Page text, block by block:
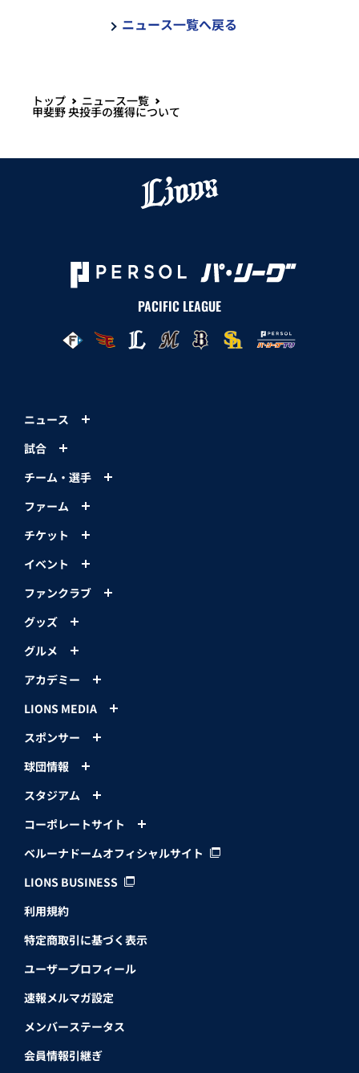
ニュース一覧へ戻る
トップ ニュース一覧
甲斐野 央投手の獲得について
PACIFIC LEAGUE
ニュース
試合
チーム・選手
ファーム
チケット
イベント
ファンクラブ
グッズ
グルメ
アカデミー
LIONS MEDIA
スポンサー
球団情報
スタジアム
コーポレートサイト
ベルーナドームオフィシャルサイト
LIONS BUSINESS
利用規約
特定商取引に基づく表示
ユーザープロフィール
速報メルマガ設定
メンバーステータス
会員情報引継ぎ